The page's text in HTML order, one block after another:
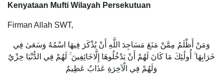
Kenyataan Mufti Wilayah Persekutuan
Firman Allah SWT,
وَمَنْ أَظْلَمُ مِمَّنْ مَنَعَ مَسَاجِدَ اللَّهِ أَنْ يُذْكَرَ فِيهَا اسْمُهُ وَسَعَىٰ فِي
خَرَابِهَا ۚ أُولَٰئِكَ مَا كَانَ لَهُمْ أَنْ يَدْخُلُوهَا إِلَّاخَائِفِينَ ۚ لَهُمْ فِي الدُّنْيَا خِزْيٌ
وَلَهُمْ فِي الْآخِرَةِ عَذَابٌ عَظِيمٌ